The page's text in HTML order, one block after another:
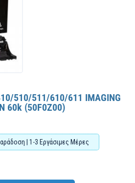
510/511/610/611 IMAGING
60k (50F0Z00)
| 1-3 Εργάσιμες Μέρες